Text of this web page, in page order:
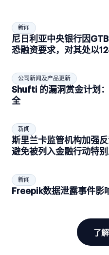
新闻
尼日利亚中央银行因
恐融资要求，对其处以
公司新闻及产品更新
Shufti 的漏洞赏金计划
全
新闻
斯里兰卡监管机构加强
避免被列入金融行动特
新闻
Freepik数据泄露事件影
了